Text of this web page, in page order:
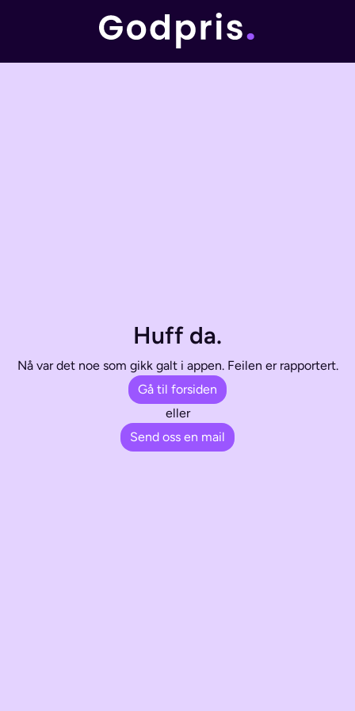
Huff da.
Nå var det noe som gikk galt i appen. Feilen er rapportert.
Gå til forsiden
eller
Send oss en mail